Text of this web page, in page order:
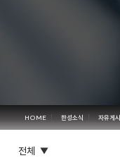
HOME 한성소식 자유게
전체